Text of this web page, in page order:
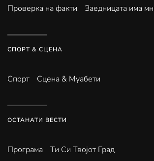
Проверка на факти
Заедницата има
СПОРТ & СЦЕНА
Спорт Сцена & Муабети
ОСТАНАТИ ВЕСТИ
Програма Ти Си Твојот Град